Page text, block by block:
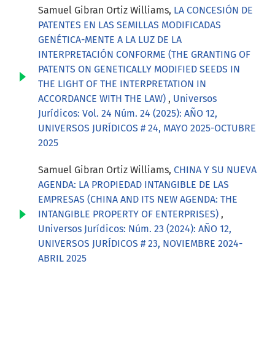
Samuel Gibran Ortiz Williams, LA CONCESIÓN DE
PATENTES EN LAS SEMILLAS MODIFICADAS
GENÉTICA-MENTE A LA LUZ DE LA
INTERPRETACIÓN CONFORME (THE GRANTING OF
PATENTS ON GENETICALLY MODIFIED SEEDS IN
THE LIGHT OF THE INTERPRETATION IN
ACCORDANCE WITH THE LAW) , Universos
Jurídicos: Vol. 24 Núm. 24 (2025): AÑO 12,
UNIVERSOS JURÍDICOS # 24, MAYO 2025-OCTUBRE
2025
Samuel Gibran Ortiz Williams, CHINA Y SU NUEVA
AGENDA: LA PROPIEDAD INTANGIBLE DE LAS
EMPRESAS (CHINA AND ITS NEW AGENDA: THE
INTANGIBLE PROPERTY OF ENTERPRISES) ,
Universos Jurídicos: Núm. 23 (2024): AÑO 12,
UNIVERSOS JURÍDICOS # 23, NOVIEMBRE 2024-
ABRIL 2025